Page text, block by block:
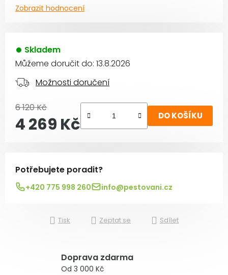
Zobrazit hodnocení
Skladem
Můžeme doručit do: 13.8.2026
Možnosti doručení
6 120 Kč
4 269 Kč DO KOŠÍKU
Potřebujete poradit?
+420 775 998 260 info@pestovani.cz
Tisk Zeptat se Sdílet
Doprava zdarma
Od 3 000 Kč